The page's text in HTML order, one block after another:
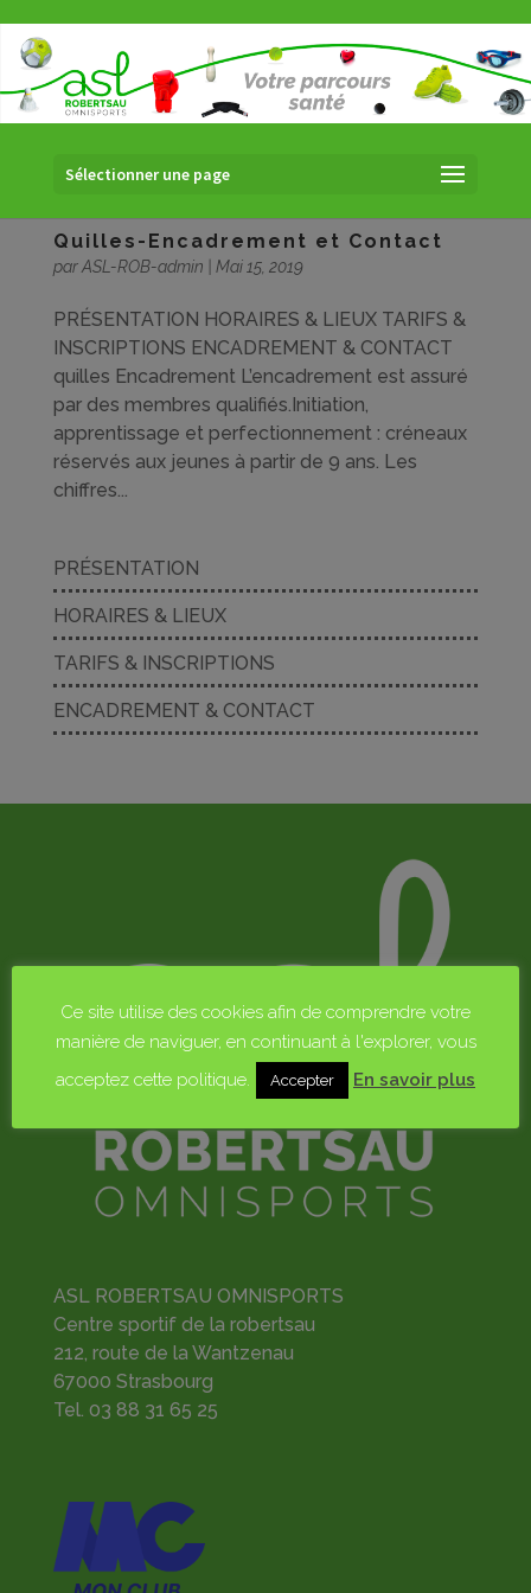
Sélectionner une page
Quilles-Encadrement et Contact
parASL-ROB-admin Mai 15, 2019
PRÉSENTATION HORAIRES & LIEUX TARIFS &
INSCRIPTIONS ENCADREMENT & CONTACT
quilles Encadrement L’encadrement est assuré
par des membres qualifiés.Initiation,
apprentissage et perfectionnement : créneaux
réservés aux jeunes à partir de 9 ans. Les
chiffres...
PRÉSENTATION
HORAIRES & LIEUX
TARIFS & INSCRIPTIONS
ENCADREMENT & CONTACT
ASL ROBERTSAU OMNISPORTS
Centre sportif de la robertsau
212, route de la Wantzenau
67000 Strasbourg
Tel. 03 88 31 65 25
Ce site utilise des cookies afin de comprendre votre
manière de naviguer, en continuant à l'explorer, vous
acceptez cette politique.
Accepter En savoir plus